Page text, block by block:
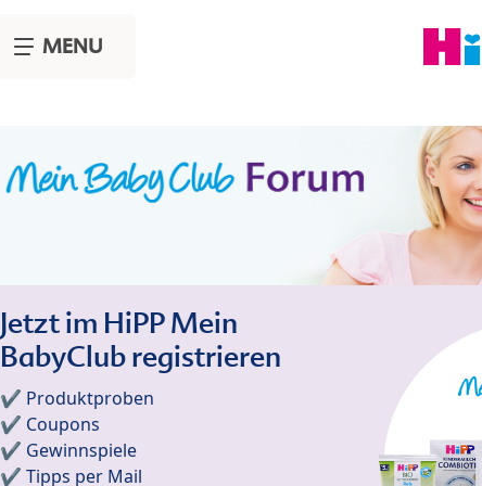
MENU
Jetzt im HiPP Mein
BabyClub registrieren
✔️ Produktproben
✔️ Coupons
✔️ Gewinnspiele
✔️ Tipps per Mail